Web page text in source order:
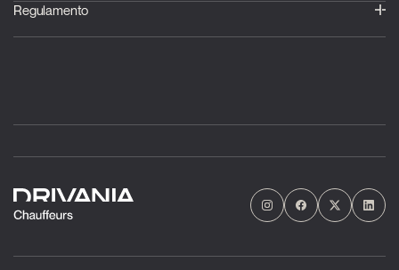
Regulamento